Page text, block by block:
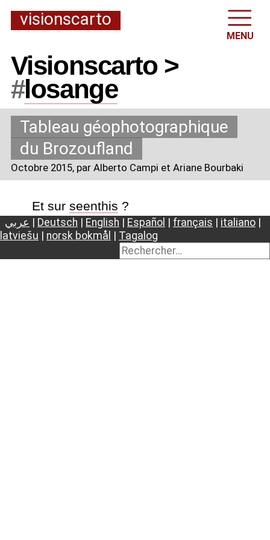
visionscarto
MENU
Visionscarto >
#losange
Tableau géophotographique
du Brozoufland
Octobre 2015, par Alberto Campi et Ariane Bourbaki
Et sur seenthis ?
عربي Deutsch English Español français italiano
latviešu
norsk bokmål Tagalog